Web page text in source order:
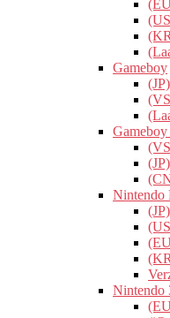
Gameboy
(JP)
(JP)
Nintendo
(JP)
Nintendo